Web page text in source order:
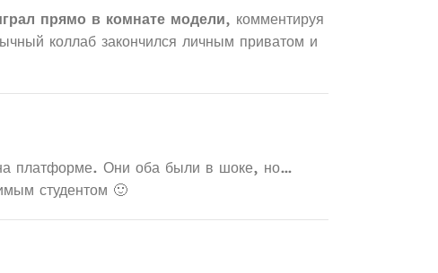
прямо в комнате модели, комментируя
коллаб закончился личным приватом и
платформе. Они оба были в шоке, но…
студентом 🙂